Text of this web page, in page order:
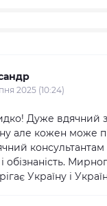
2025 (10:24)
Дуже вдячний
але кожен може
консультантам
обізнаність.
Україну і